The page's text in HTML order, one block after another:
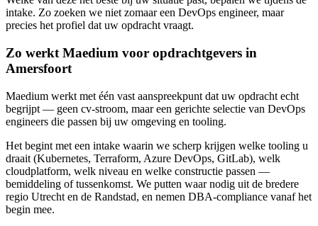
intake. Zo zoeken we niet zomaar een DevOps engineer, maar
precies het profiel dat uw opdracht vraagt.
Zo werkt Maedium voor opdrachtgevers in
Amersfoort
Maedium werkt met één vast aanspreekpunt dat uw opdracht echt
begrijpt — geen cv-stroom, maar een gerichte selectie van DevOps
engineers die passen bij uw omgeving en tooling.
Het begint met een intake waarin we scherp krijgen welke tooling u
draait (Kubernetes, Terraform, Azure DevOps, GitLab), welk
cloudplatform, welk niveau en welke constructie passen —
bemiddeling of tussenkomst. We putten waar nodig uit de bredere
regio Utrecht en de Randstad, en nemen DBA-compliance vanaf het
begin mee.